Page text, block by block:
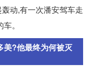
动,有一次潘安驾车走
。
美?他最终为何被灭